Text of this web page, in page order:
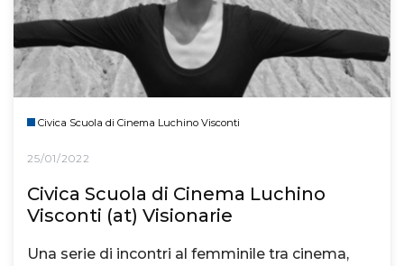
Civica Scuola di Cinema Luchino Visconti
25/01/2022
Civica Scuola di Cinema Luchino
Visconti (at) Visionarie
Una serie di incontri al femminile tra cinema,